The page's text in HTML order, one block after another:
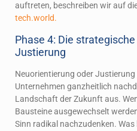
auftreten, beschreiben wir auf
tech.world.
Phase 4: Die
Justierung
Neuorientierung oder
Unternehmen ganzheitlich
Landschaft der Zukunft aus.
Bausteine ausgewechselt
Sinn radikal nachzudenken.